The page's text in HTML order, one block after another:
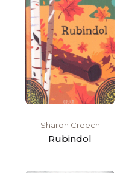
Sharon Creech
Rubindol